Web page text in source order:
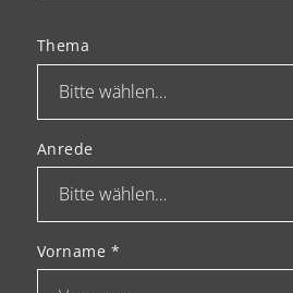
Thema
Anrede
Vorname *